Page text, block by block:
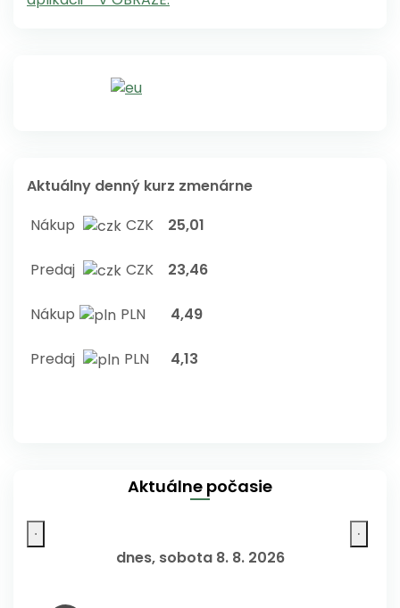
Aktuálny denný kurz zmenárne
Nákup
CZK 25,01
Predaj CZK 23,46
Nákup PLN 4,49
Predaj PLN 4,13
Aktuálne počasie
dnes, sobota 8. 8. 2026